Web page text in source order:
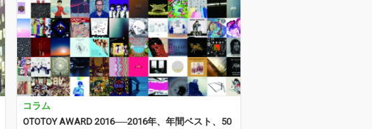
コラム
OTOTOY AWARD 2016──2016年、年間ベスト、50